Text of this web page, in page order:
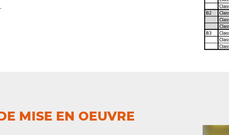
MISE EN OEUVRE